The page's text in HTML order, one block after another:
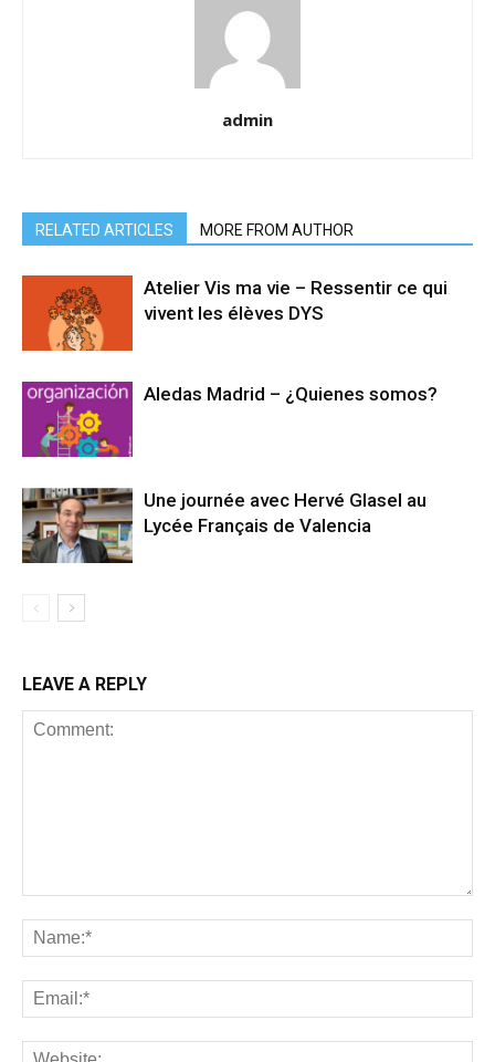
admin
RELATED ARTICLES MORE FROM AUTHOR
Atelier Vis ma vie – Ressentir ce qui
vivent les élèves DYS
Aledas Madrid – ¿Quienes somos?
Une journée avec Hervé Glasel au
Lycée Français de Valencia
LEAVE A REPLY